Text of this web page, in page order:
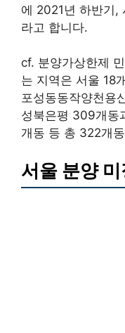
에 2021년 하반기,
라고 합니다.
cf. 분양가상한제
는 지역은 서울 18
포성동동작양천용
성북은평 309개동
개동 등 총 322개
서울 분양